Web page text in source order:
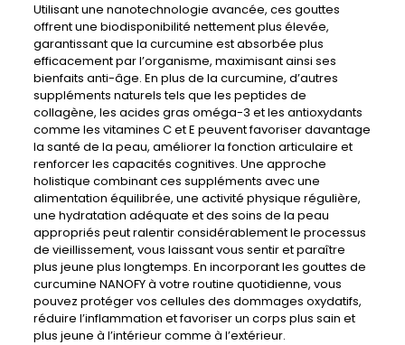
Utilisant une nanotechnologie avancée, ces gouttes
offrent une biodisponibilité nettement plus élevée,
garantissant que la curcumine est absorbée plus
efficacement par l’organisme, maximisant ainsi ses
bienfaits anti-âge. En plus de la curcumine, d’autres
suppléments naturels tels que les peptides de
collagène, les acides gras oméga-3 et les antioxydants
comme les vitamines C et E peuvent favoriser davantage
la santé de la peau, améliorer la fonction articulaire et
renforcer les capacités cognitives. Une approche
holistique combinant ces suppléments avec une
alimentation équilibrée, une activité physique régulière,
une hydratation adéquate et des soins de la peau
appropriés peut ralentir considérablement le processus
de vieillissement, vous laissant vous sentir et paraître
plus jeune plus longtemps. En incorporant les gouttes de
curcumine NANOFY à votre routine quotidienne, vous
pouvez protéger vos cellules des dommages oxydatifs,
réduire l’inflammation et favoriser un corps plus sain et
plus jeune à l’intérieur comme à l’extérieur.